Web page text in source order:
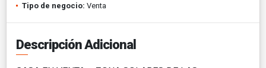
Tipo de negocio: Venta
Descripción Adicional